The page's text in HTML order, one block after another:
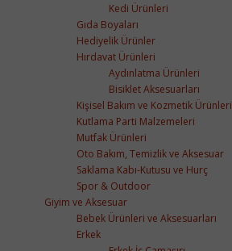
Kedi Ürünleri
Gıda Boyaları
Hediyelik Ürünler
Hırdavat Ürünleri
Aydınlatma Ürünleri
Bisiklet Aksesuarları
Kişisel Bakım ve Kozmetik Ürünleri
Kutlama Parti Malzemeleri
Mutfak Ürünleri
Oto Bakım, Temizlik ve Aksesuar
Saklama Kabı-Kutusu ve Hurç
Spor & Outdoor
Giyim ve Aksesuar
Bebek Ürünleri ve Aksesuarları
Erkek